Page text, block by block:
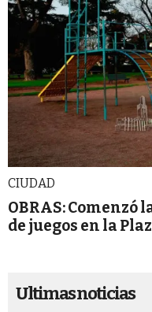
CIUDAD
OBRAS: Comenzó
de juegos en la
Ultimas noticias